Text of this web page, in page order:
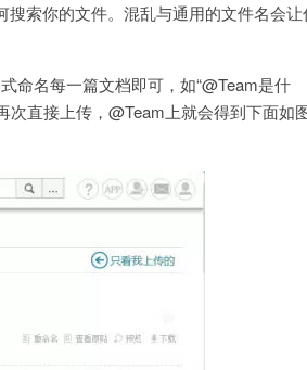
索你的文件。混乱与通用的文件名会让
命名每一篇文档即可，如“@Team是什
次直接上传，@Team上就会得到下面如